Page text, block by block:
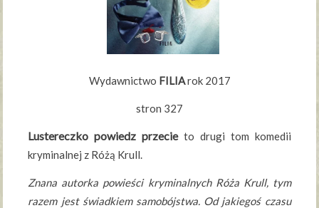
Wydawnictwo FILIArok 2017
stron 327
Lustereczko powiedz przecieto drugi tom komedii
kryminalnej z Różą Krull.
Znana autorka powieści kryminalnych Róża Krull, tym
razem jest świadkiem samobójstwa. Od jakiegoś czasu